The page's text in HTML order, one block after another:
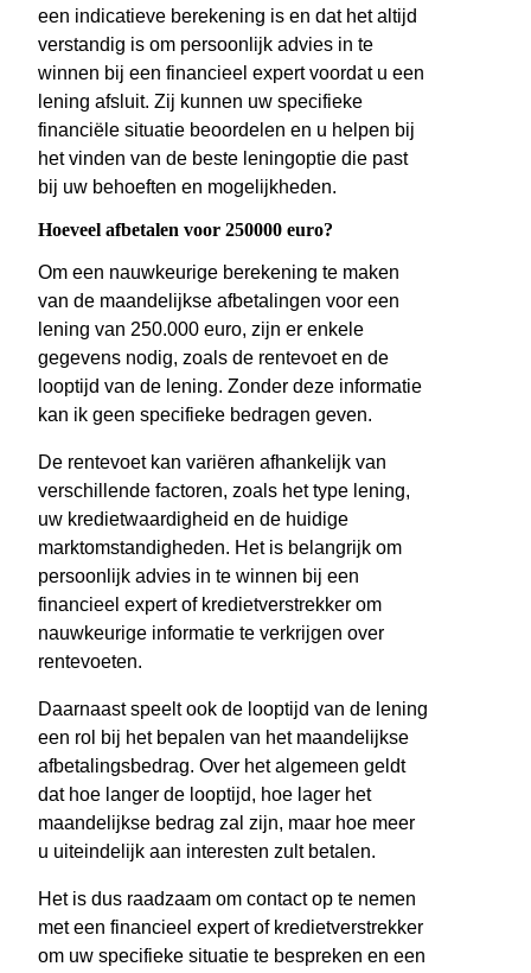
een indicatieve berekening is en dat het altijd
verstandig is om persoonlijk advies in te
winnen bij een financieel expert voordat u een
lening afsluit. Zij kunnen uw specifieke
financiële situatie beoordelen en u helpen bij
het vinden van de beste leningoptie die past
bij uw behoeften en mogelijkheden.
Hoeveel afbetalen voor 250000 euro?
Om een nauwkeurige berekening te maken
van de maandelijkse afbetalingen voor een
lening van 250.000 euro, zijn er enkele
gegevens nodig, zoals de rentevoet en de
looptijd van de lening. Zonder deze informatie
kan ik geen specifieke bedragen geven.
De rentevoet kan variëren afhankelijk van
verschillende factoren, zoals het type lening,
uw kredietwaardigheid en de huidige
marktomstandigheden. Het is belangrijk om
persoonlijk advies in te winnen bij een
financieel expert of kredietverstrekker om
nauwkeurige informatie te verkrijgen over
rentevoeten.
Daarnaast speelt ook de looptijd van de lening
een rol bij het bepalen van het maandelijkse
afbetalingsbedrag. Over het algemeen geldt
dat hoe langer de looptijd, hoe lager het
maandelijkse bedrag zal zijn, maar hoe meer
u uiteindelijk aan interesten zult betalen.
Het is dus raadzaam om contact op te nemen
met een financieel expert of kredietverstrekker
om uw specifieke situatie te bespreken en een